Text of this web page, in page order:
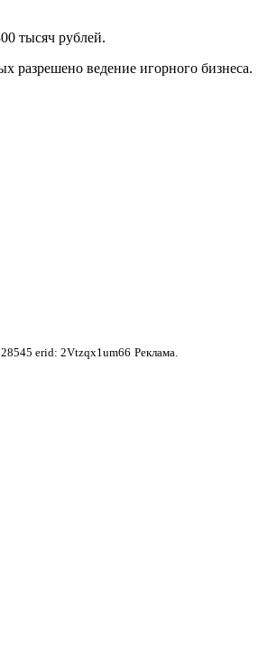
тысяч рублей.
разрешено ведение игорного бизнеса.
erid: 2Vtzqx1um66 Реклама.